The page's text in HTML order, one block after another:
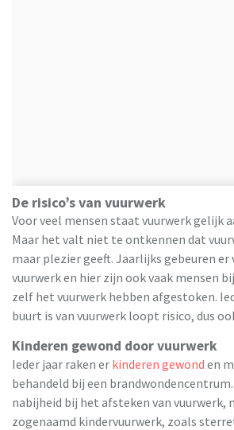
De risico’s van vuurwerk
Voor veel mensen staat vuurwerk gelijk
Maar het valt niet te ontkennen dat
maar plezier geeft. Jaarlijks gebeuren
vuurwerk en hier zijn ook vaak mensen
zelf het vuurwerk hebben afgestoken.
buurt is van vuurwerk loopt risico, dus
Kinderen gewond door vuurwerk
Ieder jaar raken er kinderen gewond en
behandeld bij een
nabijheid bij het afsteken van vuurwerk,
zogenaamd kindervuurwerk, zoals